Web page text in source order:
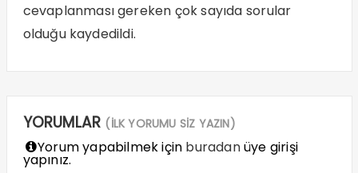
cevaplanması gereken çok sayıda sorular
olduğu kaydedildi.
YORUMLAR (İLK YORUMU SİZ YAZIN)
Yorum yapabilmek için buradanüye girişi
yapınız.